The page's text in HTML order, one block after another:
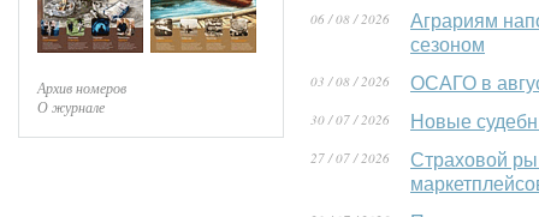
Архив номеров
О журнале
06 / 08 / 2026
Аграриям
сезоном
03 / 08 / 2026 ОСАГО в
30 / 07 / 2026 Новые
27 / 07 / 2026
Страховой